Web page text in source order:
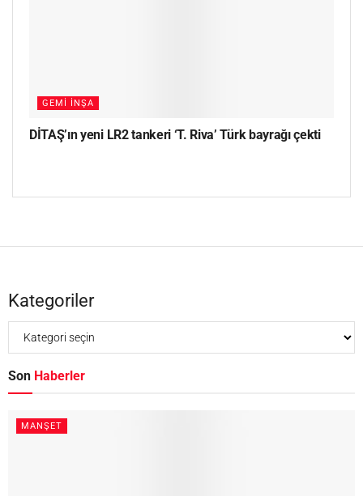
GEMI İNŞA
DİTAŞ’ın yeni LR2 tankeri ‘T. Riva’ Türk bayrağı çekti
Kategoriler
Son Haberler
MANŞET